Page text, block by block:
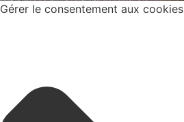
Gérer le consentement aux cookies